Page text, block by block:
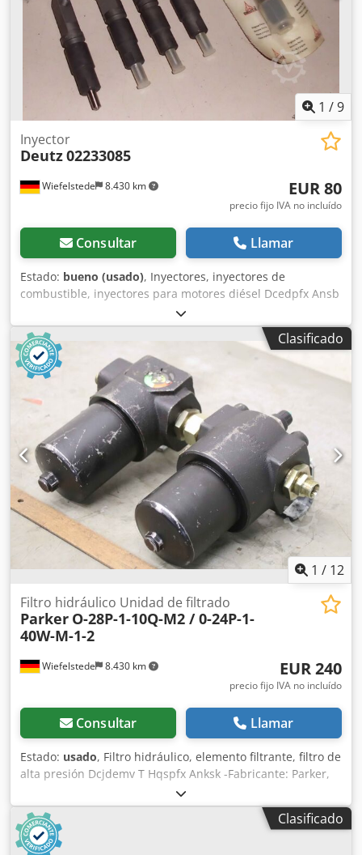
1 /9
Wiefelstede 8.430 km
Inyector
Deutz02233085
EUR 80
precio fijo IVA no incluído
Consultar Llamar
Estado: bueno (usado), Inyectores, inyectores de
combustible, inyectores para motores diésel Dcedpfx Ansb
A N R Hsksk -Tipo: Cantidad: 10 unidades disponibles -
Precio: por unidad -Peso: 0,4 kg
Clasificado
1 / 12
Wiefelstede 8.430 km
Filtro hidráulico Unidad de filtrado
Parker O-28P-1-10Q-M2 / 0-24P-1-
40W-M-1-2
EUR 240
precio fijo IVA no incluído
Consultar Llamar
Estado: usado, Filtro hidráulico, elemento filtrante, filtro de
alta presión Dcjdemv T Hqspfx Anksk -Fabricante: Parker,
filtro de alta presión con indicador de suciedad / unidad
de filtrado con 2 filtros -Tipo: O-28P-1-10Q-M2-98-C2C2-1-1
/ 0-24P-1-40W-M-1-2 -Número: 6x unidad de filtro
disponible -Precio: por unidad -Dimensión: 380/150/H250
Clasificado